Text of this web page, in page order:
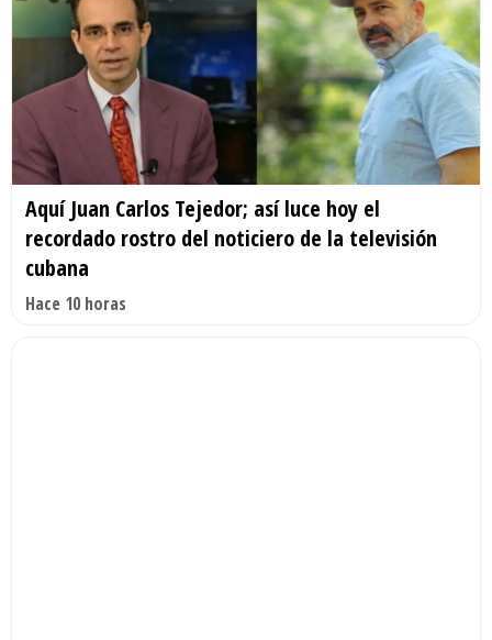
Aquí Juan Carlos Tejedor; así luce hoy el
recordado rostro del noticiero de la televisión
cubana
Hace 10 horas